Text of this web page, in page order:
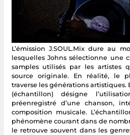
L’émission J.SOUL.Mix dure au
lesquelles Johns sélectionne une
samples utilisés par les artistes
source originale. En réalité, le
traverse les générations artistiques.
(échantillon) désigne
préenregistré d’une chanson,
composition musicale.
phénomène courant dans de
le retrouve souvent dans les